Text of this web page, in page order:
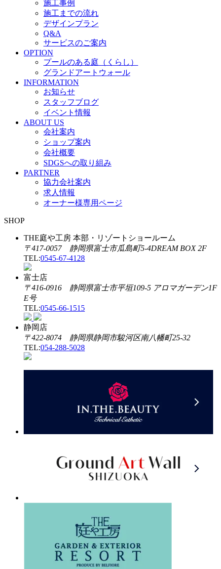
施工事例
施工までの流れ
デザインプラン
Q&A
サービスのご案内
OPTION
プールのある庭（くらし）
グランドアートウォール
INFORMATION
お知らせ
スタッフブログ
イベント情報
ABOUT US
会社案内
ショップ案内
会社概要
SDGSへの取り組み
PARTNER
協力会社案内
求人情報
オーナー様専用ページ
SHOP
THE庭や工房 本部・リゾートショールーム
〒417-0057 静岡県富士市瓜島町5-4DREAM BOX 2F
TEL:0545-67-4128
富士店
〒416-0916 静岡県富士市平垣109-5 アロマガーデン1F
E号
TEL:0545-66-1515
静岡店
〒422-8074 静岡県静岡市駿河区南八幡町25-32
TEL:054-288-5028